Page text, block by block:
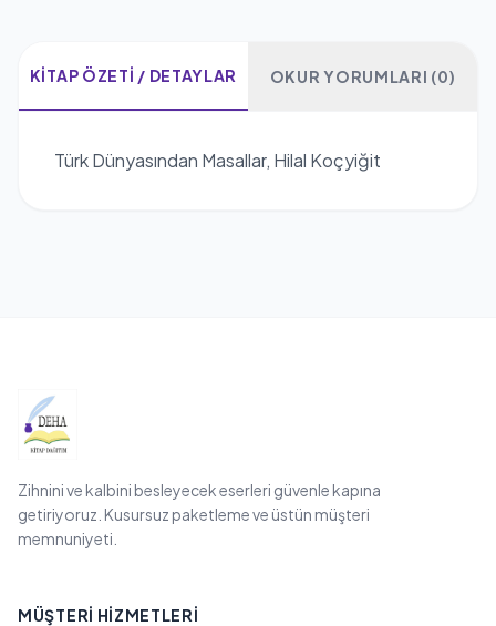
KITAP ÖZETI / DETAYLAR OKUR YORUMLARI (0)
Türk Dünyasından Masallar, Hilal Koçyiğit
Zihnini ve kalbini besleyecek eserleri güvenle kapına
getiriyoruz. Kusursuz paketleme ve üstün müşteri
memnuniyeti.
MÜŞTERI HIZMETLERI